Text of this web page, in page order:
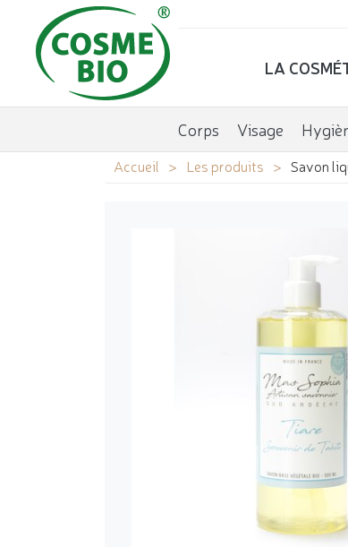
LA
Corps Visage
Accueil Les produits Savon